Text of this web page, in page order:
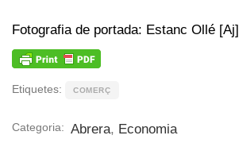
Fotografia de portada: Estanc Ollé [Aj]
Etiquetes: COMERÇ
Categoria: Abrera, Economia